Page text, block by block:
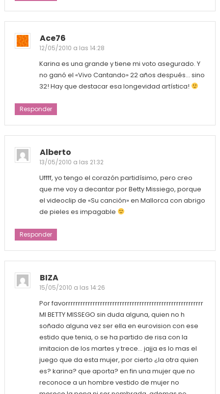
Ace76
12/05/2010 a las 14:28
Karina es una grande y tiene mi voto asegurado. Y
no ganó el «Vivo Cantando» 22 años después… sino
32! Hay que destacar esa longevidad artística!
Responder
Alberto
13/05/2010 a las 21:32
Uffff, yo tengo el corazón partidísimo, pero creo
que me voy a decantar por Betty Missiego, porque
el videoclip de «Su canción» en Mallorca con abrigo
de pieles es impagable
Responder
BIZA
15/05/2010 a las 14:26
Por favorrrrrrrrrrrrrrrrrrrrrrrrrrrrrrrrrrrrrrrrrrrrrrrrrrrrrrrr
MI BETTY MISSEGO sin duda alguna, quien no h
soñado alguna vez ser ella en eurovision con ese
estido que tenia, o se ha partido de risa con la
imitacion de los martes y trece… jajja es lo mas el
juego que da esta mujer, por cierto ¿la otra quien
es? karina? que aporta? en fin una mujer que no
reconoce a un hombre vestido de mujer no